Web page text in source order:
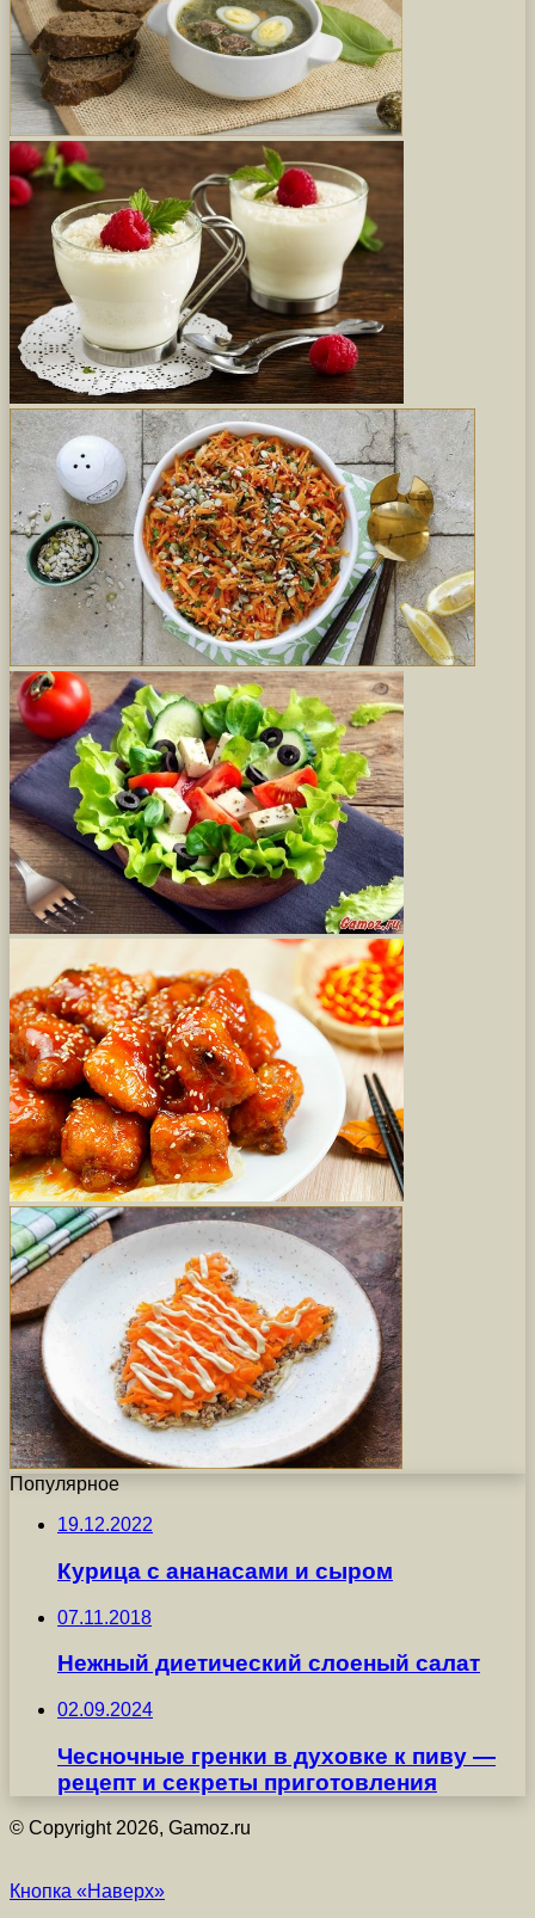
Популярное
19.12.2022
Курица с ананасами и сыром
07.11.2018
Нежный диетический слоеный салат
02.09.2024
Чесночные гренки в духовке к пиву —
рецепт и секреты приготовления
© Copyright 2026, Gamoz.ru
Кнопка «Наверх»